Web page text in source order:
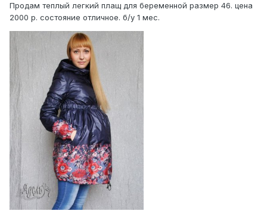
Продам теплый легкий плащ для беременной размер 46. цена
2000 р. состояние отличное. б/у 1 мес.